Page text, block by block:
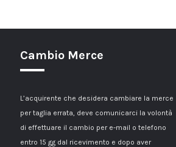
Cambio Merce
L’acquirente che desidera cambiare la merce
per taglia errata, deve comunicarci la volontà
di effettuare il cambio per e-mail o telefono
entro 15 gg dal ricevimento e dopo aver